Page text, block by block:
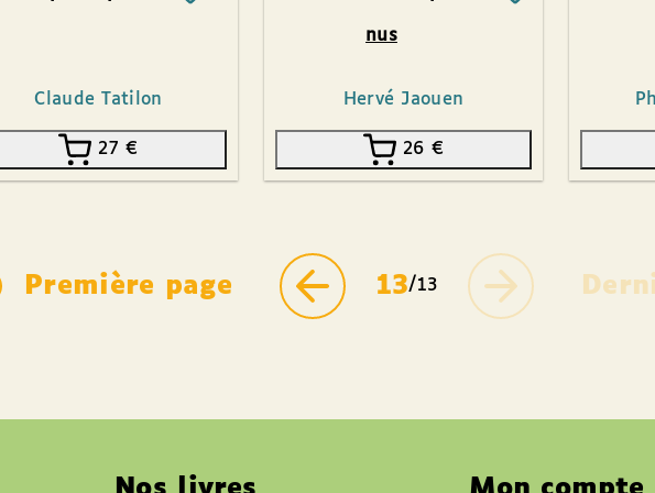
Claude Tatilon
27€
nus
Hervé Jaouen
26 €
Première page 13/13